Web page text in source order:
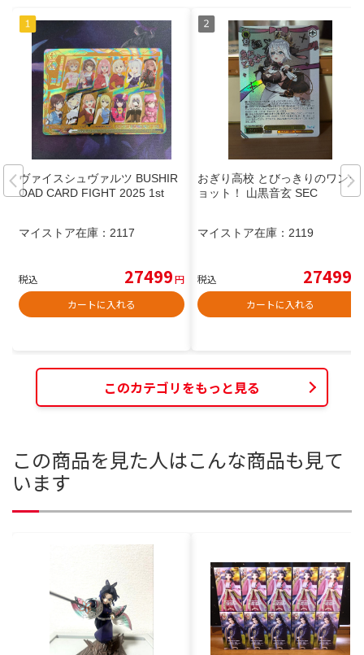
ヴァイスシュヴァルツ BUSHIR
OAD CARD FIGHT 2025 1st
マイストア在庫： 2117
税込 27499円
カートに入れる
おぎり高校 とびっきりのワンシ
ョット！ 山黒音玄 SEC
マイストア在庫： 2119
税込 27499
カートに入れる
このカテゴリをもっと見る
この商品を見た人はこんな商品も見て
います